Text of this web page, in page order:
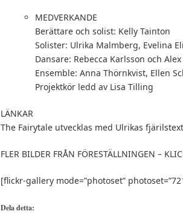
MEDVERKANDE
Berättare och solist: Kelly Tainton
Solister: Ulrika Malmberg, Evelina
Dansare: Rebecca Karlsson och
Ensemble: Anna Thörnkvist, Ellen
Projektkör ledd av Lisa Tilling
LÄNKAR
The Fairytale utvecklas med Ulrikas
FLER BILDER FRÅN FÖRESTÄLLNINGEN –
[flickr-gallery mode=”photoset”
Dela detta: